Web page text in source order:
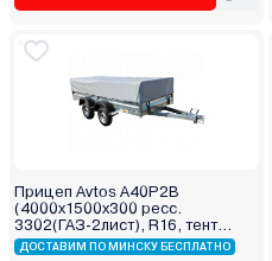
Прицеп Avtos A40P2B
(4000х1500х300 ресс.
3302(ГАЗ-2лист), R16, тент
400мм 2ос)
ДОСТАВИМ ПО МИНСКУ БЕСПЛАТНО